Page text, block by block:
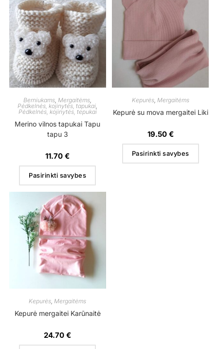
Berniukams,Mergaitėms,
Pėdkelnės, kojinytės, tapukai,
Pėdkelnės, kojinytės, tepukai
Merino vilnos tapukai Tapu
tapu 3
11.70€
Pasirinkti savybes
Kepurės, Mergaitėms
Kepurė su mova mergaitei Liki
19.50 €
Pasirinkti savybes
Kepurės Mergaitėms
Kepurė mergaitei Karūnaitė
24.70€